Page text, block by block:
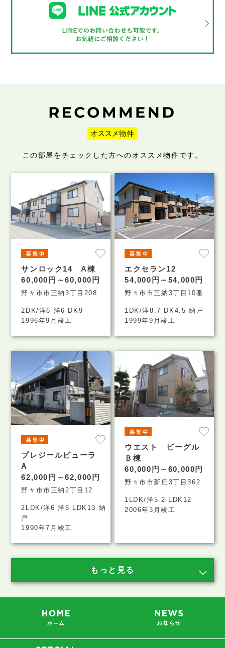
この部屋をチェックした方へのオススメ物件です。
サンロック14 A棟
60,000円～60,000円
野々市市三納3丁目208
2DK/洋6 洋6 DK9
1996年9月竣工
エクセラン12
54,000円～54,000円
野々市市三納3丁目10番
1DK/洋8.7 DK4.5 納戸
1999年9月竣工
プレジールビューラ
A
62,000円～62,000円
野々市市三納2丁目12
2LDK/洋6 洋6 LDK13 納
戸
1990年7月竣工
ウエスト ビーグル
Ｂ棟
60,000円～60,000円
野々市市新庄3丁目362
1LDK/洋5.2 LDK12
2006年3月竣工